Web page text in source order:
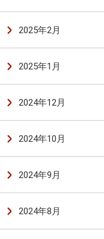
2025年2月
2025年1月
2024年12月
2024年10月
2024年9月
2024年8月